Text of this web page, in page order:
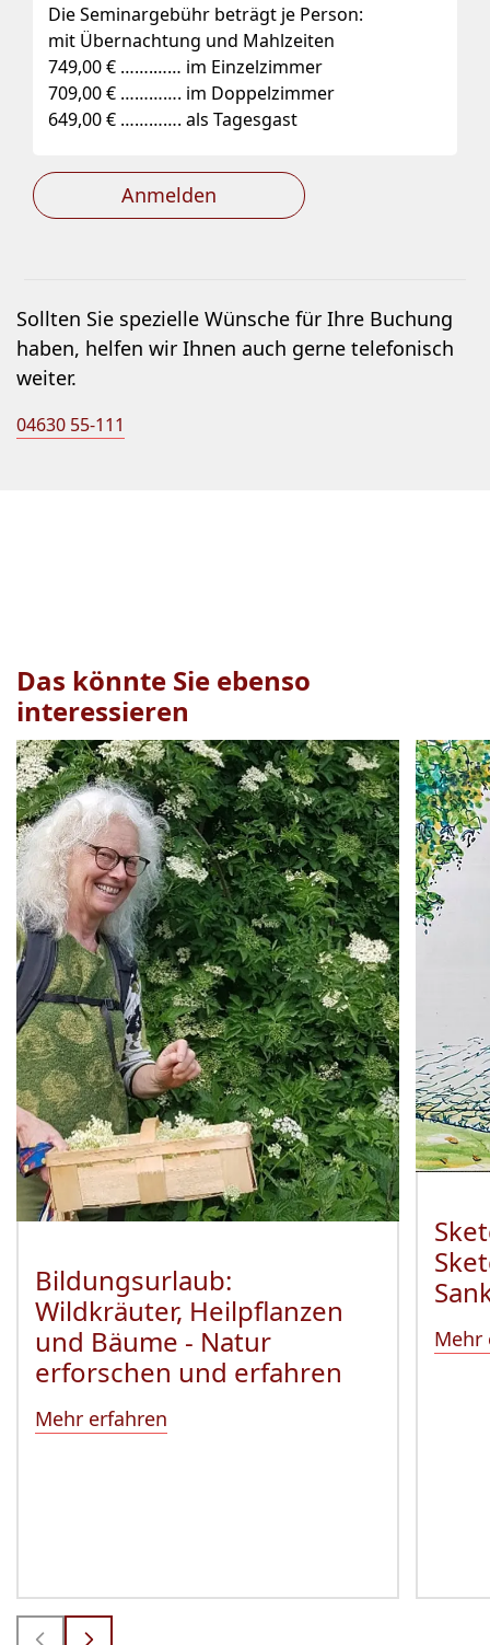
Die Seminargebühr beträgt je Person:
mit Übernachtung und Mahlzeiten
749,00 € …….…… im Einzelzimmer
709,00 € …………. im Doppelzimmer
649,00 € …………. als Tagesgast
Anmelden
Sollten Sie spezielle Wünsche für Ihre Buchung
haben, helfen wir Ihnen auch gerne telefonisch
weiter.
04630 55-111
Das könnte Sie ebenso
interessieren
Veranstaltung1bis2von19sichtbar.
Bildungsurlaub:
Wildkräuter, Heilpflanzen
und Bäume - Natur
erforschen und erfahren
Mehr erfahren
Mehr